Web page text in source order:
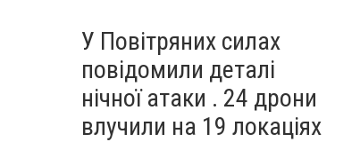
У Повітряних силах
повідомили деталі
нічної атаки . 24 дрони
влучили на 19 локаціях